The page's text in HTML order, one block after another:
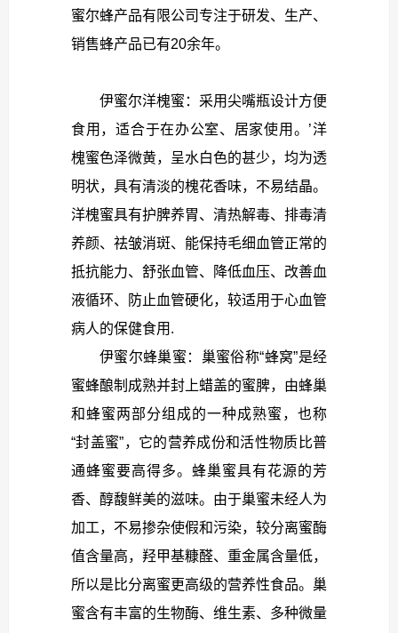
蜜尔蜂产品有限公司专注于研发、生产、
销售蜂产品已有20余年。
伊蜜尔洋槐蜜：采用尖嘴瓶设计方便
食用，适合于在办公室、居家使用。’洋
槐蜜色泽微黄，呈水白色的甚少，均为透
明状，具有清淡的槐花香味，不易结晶。
洋槐蜜具有护脾养胃、清热解毒、排毒清
养颜、祛皱消斑、能保持毛细血管正常的
抵抗能力、舒张血管、降低血压、改善血
液循环、防止血管硬化，较适用于心血管
病人的保健食用.
伊蜜尔蜂巢蜜：巢蜜俗称“蜂窝”是经
蜜蜂酿制成熟并封上蜡盖的蜜脾，由蜂巢
和蜂蜜两部分组成的一种成熟蜜，也称
“封盖蜜”，它的营养成份和活性物质比普
通蜂蜜要高得多。蜂巢蜜具有花源的芳
香、醇馥鲜美的滋味。由于巢蜜未经人为
加工，不易掺杂使假和污染，较分离蜜酶
值含量高，羟甲基糠醛、重金属含量低，
所以是比分离蜜更高级的营养性食品。巢
蜜含有丰富的生物酶、维生素、多种微量